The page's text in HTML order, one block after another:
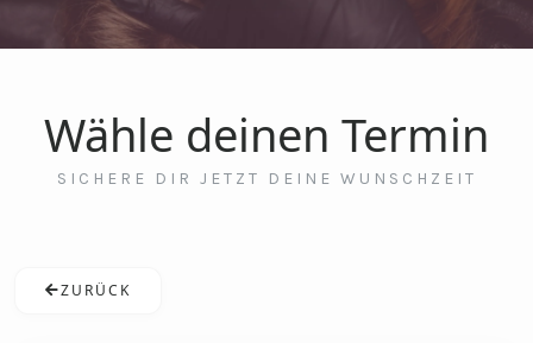
Wähle deinen Termin
SICHERE DIR JETZT DEINE WUNSCHZEIT
ZURÜCK